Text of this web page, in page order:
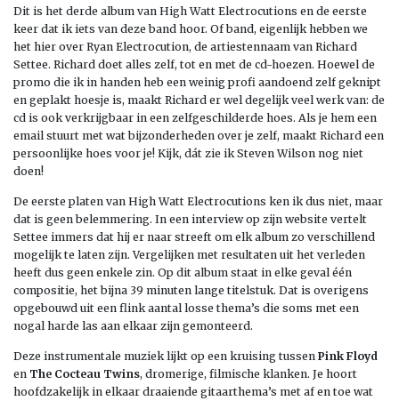
Dit is het derde album van High Watt Electrocutions en de eerste
keer dat ik iets van deze band hoor. Of band, eigenlijk hebben we
het hier over Ryan Electrocution, de artiestennaam van Richard
Settee. Richard doet alles zelf, tot en met de cd-hoezen. Hoewel de
promo die ik in handen heb een weinig profi aandoend zelf geknipt
en geplakt hoesje is, maakt Richard er wel degelijk veel werk van: de
cd is ook verkrijgbaar in een zelfgeschilderde hoes. Als je hem een
email stuurt met wat bijzonderheden over je zelf, maakt Richard een
persoonlijke hoes voor je! Kijk, dát zie ik Steven Wilson nog niet
doen!
De eerste platen van High Watt Electrocutions ken ik dus niet, maar
dat is geen belemmering. In een interview op zijn website vertelt
Settee immers dat hij er naar streeft om elk album zo verschillend
mogelijk te laten zijn. Vergelijken met resultaten uit het verleden
heeft dus geen enkele zin. Op dit album staat in elke geval één
compositie, het bijna 39 minuten lange titelstuk. Dat is overigens
opgebouwd uit een flink aantal losse thema’s die soms met een
nogal harde las aan elkaar zijn gemonteerd.
Deze instrumentale muziek lijkt op een kruising tussen Pink Floyd
en The Cocteau Twins, dromerige, filmische klanken. Je hoort
hoofdzakelijk in elkaar draaiende gitaarthema’s met af en toe wat